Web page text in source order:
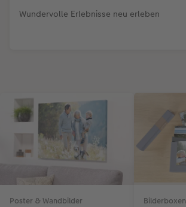
Wundervolle Erlebnisse neu erleben
Poster & Wandbilder Bilderboxen